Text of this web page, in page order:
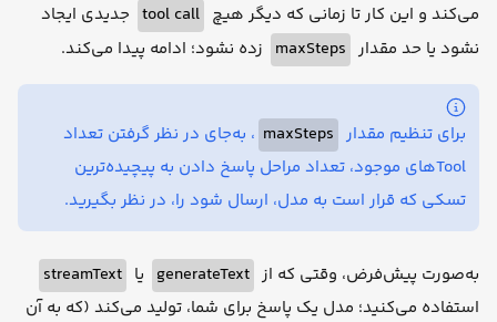
می‌کند و این کار تا زمانی که دیگر هیچ tool call جدیدی ایجاد
نشود یا حد مقدار maxSteps زده نشود؛ ادامه پیدا می‌کند.
برای تنظیم مقدار maxSteps ، به‌جای در نظر گرفتن تعداد
Toolهای موجود، تعداد مراحل پاسخ دادن به پیچیده‌ترین
تسکی که قرار است به مدل، ارسال شود را، در نظر بگیرید.
به‌صورت پیش‌فرض، وقتی که از generateText یا streamText
استفاده می‌کنید؛ مدل یک پاسخ برای شما، تولید می‌کند (که به آن